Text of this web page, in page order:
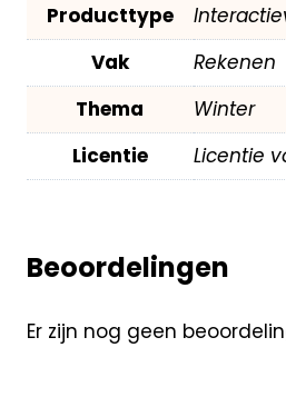
Producttype
Vak
Rekenen
Thema
Winter
Licentie
Licentie
Beoordelingen
Er zijn nog geen